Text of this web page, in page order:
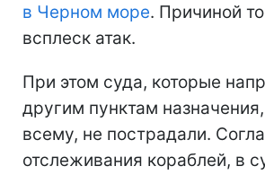
в Черном море. Причиной
всплеск атак.
При этом суда, которые
другим пунктам
всему, не пострадали.
отслеживания кораблей, в